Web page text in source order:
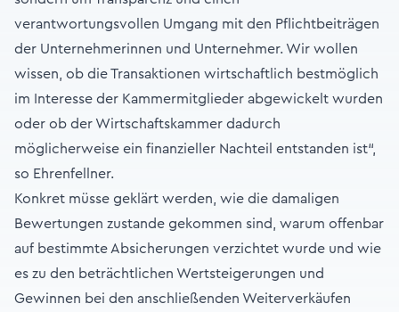
verantwortungsvollen Umgang mit den Pflichtbeiträgen
der Unternehmerinnen und Unternehmer. Wir wollen
wissen, ob die Transaktionen wirtschaftlich bestmöglich
im Interesse der Kammermitglieder abgewickelt wurden
oder ob der Wirtschaftskammer dadurch
möglicherweise ein finanzieller Nachteil entstanden ist“,
so Ehrenfellner.
Konkret müsse geklärt werden, wie die damaligen
Bewertungen zustande gekommen sind, warum offenbar
auf bestimmte Absicherungen verzichtet wurde und wie
es zu den beträchtlichen Wertsteigerungen und
Gewinnen bei den anschließenden Weiterverkäufen